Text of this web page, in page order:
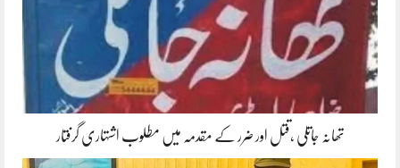
تھانہ جاتلی ،قتل اور ضرر کے مقدمہ میں مطلوب اشتہاری گرفتار